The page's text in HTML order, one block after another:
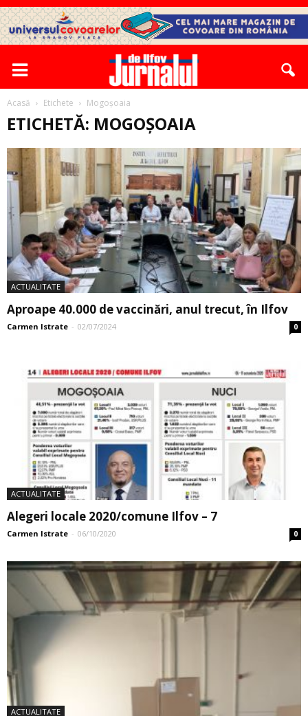
Acasă Etichete Mogoșoaia
ETICHETĂ: MOGOȘOAIA
ACTUALITATE
Aproape 40.000 de vaccinări, anul trecut, în Ilfov
Carmen Istrate - 02/07/2024 0
ACTUALITATE
Alegeri locale 2020/comune Ilfov – 7
Carmen Istrate - 06/10/2020 0
ACTUALITATE